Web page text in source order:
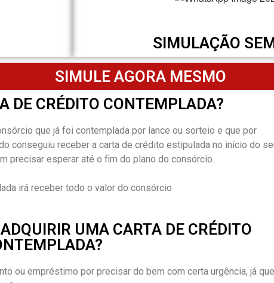
SIMULAÇÃO
SIMULE AGORA MESMO
DE CRÉDITO CONTEMPLADA?
que já foi contemplada por lance ou sorteio e que por
conseguiu receber a carta de crédito estipulada no início do
precisar esperar até o fim do plano do consórcio.
irá receber todo o valor do consórcio
UMA CARTA DE CRÉDITO
ou empréstimo por precisar do bem com certa urgência, já